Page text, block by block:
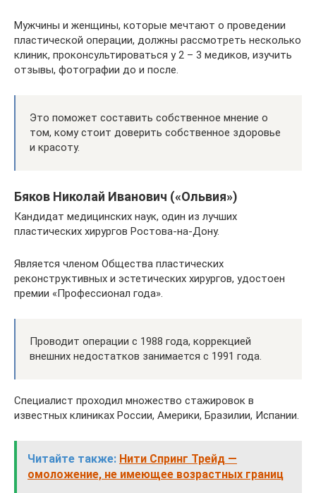
Мужчины и женщины, которые мечтают о проведении
пластической операции, должны рассмотреть несколько
клиник, проконсультироваться у 2 – 3 медиков, изучить
отзывы, фотографии до и после.
Это поможет составить собственное мнение о
том, кому стоит доверить собственное здоровье
и красоту.
Бяков Николай Иванович («Ольвия»)
Кандидат медицинских наук, один из лучших
пластических хирургов Ростова-на-Дону.
Является членом Общества пластических
реконструктивных и эстетических хирургов, удостоен
премии «Профессионал года».
Проводит операции с 1988 года, коррекцией
внешних недостатков занимается с 1991 года.
Специалист проходил множество стажировок в
известных клиниках России, Америки, Бразилии, Испании.
Читайте также: Нити Спринг Трейд —
омоложение, не имеющее возрастных границ